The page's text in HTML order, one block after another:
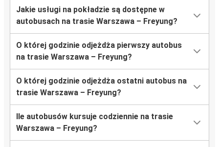
Jakie usługi na pokładzie są dostępne w
autobusach na trasie Warszawa – Freyung?
O której godzinie odjeżdża pierwszy autobus
na trasie Warszawa – Freyung?
O której godzinie odjeżdża ostatni autobus na
trasie Warszawa – Freyung?
Ile autobusów kursuje codziennie na trasie
Warszawa – Freyung?